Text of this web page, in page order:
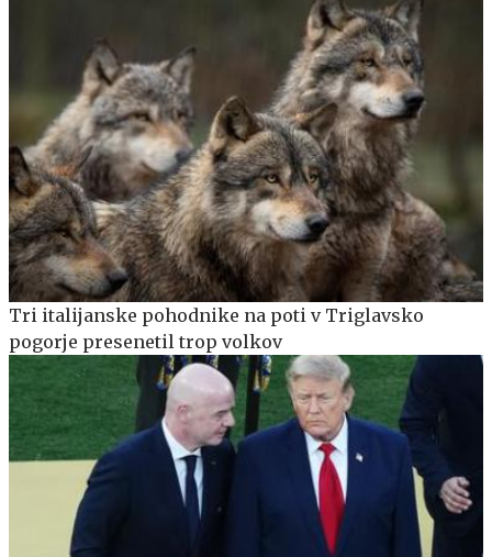
Tri italijanske pohodnike na poti v Triglavsko
pogorje presenetil trop volkov